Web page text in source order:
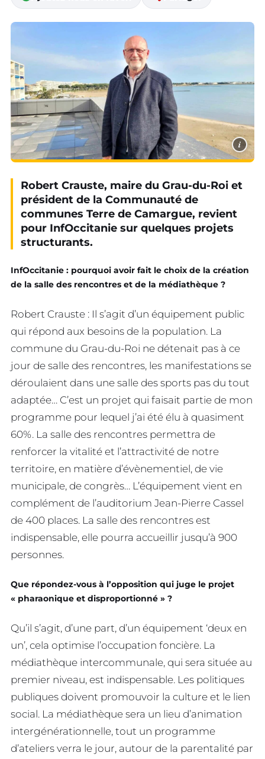
i
Robert Crauste, maire du Grau-du-Roi et
président de la Communauté de
communes Terre de Camargue, revient
pour InfOccitanie sur quelques projets
structurants.
InfOccitanie : pourquoi avoir fait le choix de la création
de la salle des rencontres et de la médiathèque ?
Robert Crauste : Il s’agit d’un équipement public
qui répond aux besoins de la population. La
commune du Grau-du-Roi ne détenait pas à ce
jour de salle des rencontres, les manifestations se
déroulaient dans une salle des sports pas du tout
adaptée… C’est un projet qui faisait partie de mon
programme pour lequel j’ai été élu à quasiment
60%. La salle des rencontres permettra de
renforcer la vitalité et l’attractivité de notre
territoire, en matière d’évènementiel, de vie
municipale, de congrès… L’équipement vient en
complément de l’auditorium Jean-Pierre Cassel
de 400 places. La salle des rencontres est
indispensable, elle pourra accueillir jusqu’à 900
personnes.
Que répondez-vous à l’opposition qui juge le projet
« pharaonique et disproportionné » ?
Qu’il s’agit, d’une part, d’un équipement ‘deux en
un’, cela optimise l’occupation foncière. La
médiathèque intercommunale, qui sera située au
premier niveau, est indispensable. Les politiques
publiques doivent promouvoir la culture et le lien
social. La médiathèque sera un lieu d’animation
intergénérationnelle, tout un programme
d’ateliers verra le jour, autour de la parentalité par